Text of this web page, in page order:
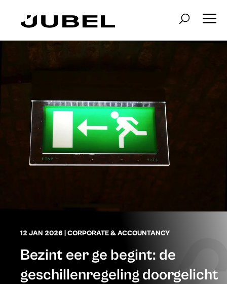
12 JAN 2026 CORPORATE & ACCOUNTANCY
Bezint eer ge begint: de
geschillenregeling doorgelicht